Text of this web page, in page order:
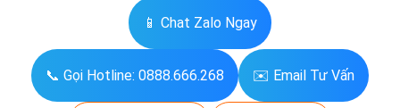
📱 Chat Zalo Ngay
📞 Gọi Hotline: 0888.666.268 ✉️ Email Tư Vấn